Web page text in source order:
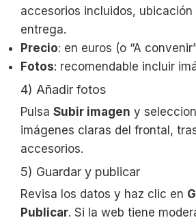
accesorios incluidos, ubicación
entrega.
Precio: en euros (o “A
Fotos: recomendable incluir
4) Añadir fotos
Pulsa Subir imagen y
imágenes claras del frontal,
accesorios.
5) Guardar y publicar
Revisa los datos y haz clic en
Publicar. Si la web tiene